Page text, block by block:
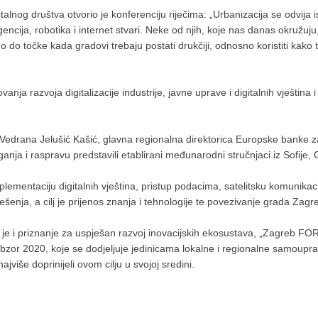
društva otvorio je konferenciju riječima: „Urbanizacija se
robotika i internet stvari. Neke od njih, koje nas danas
do točke kada gradovi trebaju postati drukčiji, odnosno koristiti kako
razvoja digitalizacije industrije, javne uprave i digitalnih
Jelušić Kašić, glavna regionalna direktorica Europske banke
i raspravu predstavili etablirani međunarodni stručnjaci iz Sofije,
digitalnih vještina, pristup podacima, satelitsku
a cilj je prijenos znanja i tehnologije te povezivanje grada
i priznanje za uspješan razvoj inovacijskih ekosustava, „Zagreb
2020, koje se dodjeljuje jedinicama lokalne i regionalne
doprinijeli ovom cilju u svojoj sredini.